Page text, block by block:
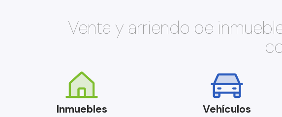
Venta y arriendo de
Inmuebles Vehículos